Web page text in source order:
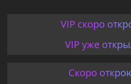
VIP скоро
VIP уже
Скоро